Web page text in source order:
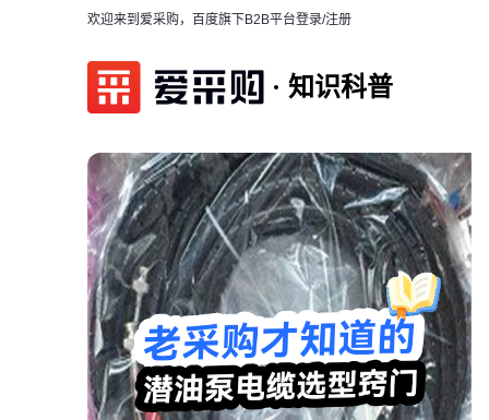
欢迎来到爱采购，百度旗下B2B平台登录/注册
知识科普